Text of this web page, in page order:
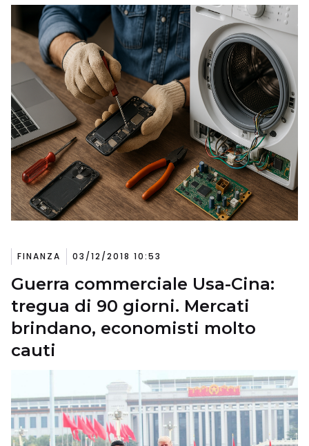
FINANZA 03/12/2018 10:53
Guerra commerciale Usa-Cina:
tregua di 90 giorni. Mercati
brindano, economisti molto
cauti